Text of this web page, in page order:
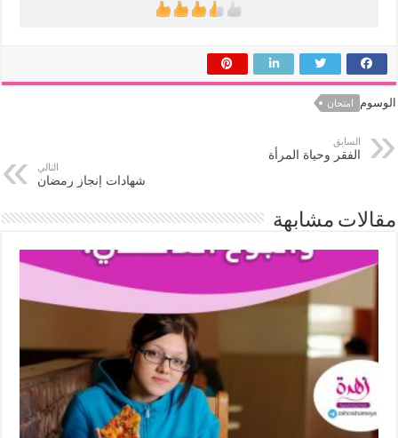
الوسوم امتحان
السابق
الفقر وحياة المرأة
التالي
شهادات إنجاز رمضان
مقالات مشابهة